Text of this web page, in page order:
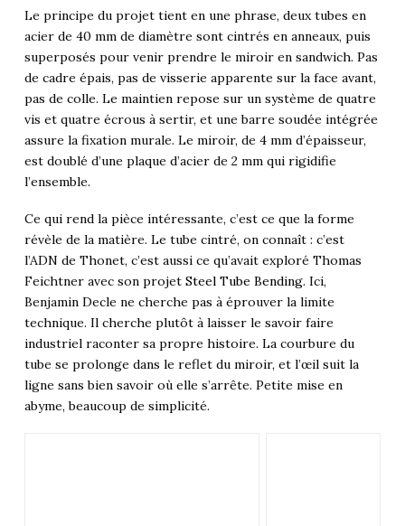
Le principe du projet tient en une phrase, deux tubes en
acier de 40 mm de diamètre sont cintrés en anneaux, puis
superposés pour venir prendre le miroir en sandwich. Pas
de cadre épais, pas de visserie apparente sur la face avant,
pas de colle. Le maintien repose sur un système de quatre
vis et quatre écrous à sertir, et une barre soudée intégrée
assure la fixation murale. Le miroir, de 4 mm d’épaisseur,
est doublé d’une plaque d’acier de 2 mm qui rigidifie
l’ensemble.
Ce qui rend la pièce intéressante, c’est ce que la forme
révèle de la matière. Le tube cintré, on connaît : c’est
l’ADN de Thonet, c’est aussi ce qu’avait exploré Thomas
Feichtner avec son projet Steel Tube Bending. Ici,
Benjamin Decle ne cherche pas à éprouver la limite
technique. Il cherche plutôt à laisser le savoir faire
industriel raconter sa propre histoire. La courbure du
tube se prolonge dans le reflet du miroir, et l’œil suit la
ligne sans bien savoir où elle s’arrête. Petite mise en
abyme, beaucoup de simplicité.